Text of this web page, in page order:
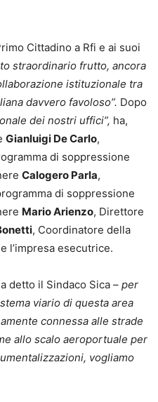
Cittadino a Rfi e ai suoi
straordinario frutto, ancora
istituzionale tra
davvero favoloso”. Dopo
dei nostri uffici”, ha,
Gianluigi De Carlo,
di soppressione
Calogero Parla,
di soppressione
Mario Arienzo, Direttore
, Coordinatore della
l’impresa esecutrice.
detto il Sindaco Sica – per
viario di questa area
connessa alle strade
allo scalo aeroportuale per
vogliamo